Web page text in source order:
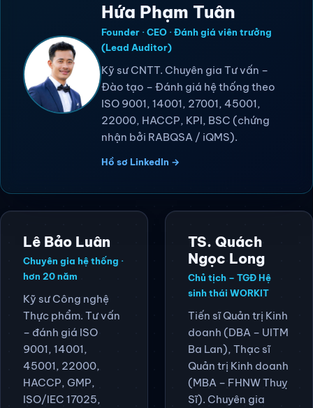
Hứa Phạm Tuân
Founder · CEO · Đánh giá viên trưởng
(Lead Auditor)
Kỹ sư CNTT. Chuyên gia Tư vấn –
Đào tạo – Đánh giá hệ thống theo
ISO 9001, 14001, 27001, 45001,
22000, HACCP, KPI, BSC (chứng
nhận bởi RABQSA / iQMS).
Hồ sơ LinkedIn →
Lê Bảo Luân
Chuyên gia hệ thống ·
hơn 20 năm
Kỹ sư Công nghệ
Thực phẩm. Tư vấn
– đánh giá ISO
9001, 14001,
45001, 22000,
HACCP, GMP,
ISO/IEC 17025,
TS. Quách
Ngọc Long
Chủ tịch – TGĐ Hệ
sinh thái WORKIT
Tiến sĩ Quản trị Kinh
doanh (DBA – UITM
Ba Lan), Thạc sĩ
Quản trị Kinh doanh
(MBA – FHNW Thuỵ
Sĩ). Chuyên gia